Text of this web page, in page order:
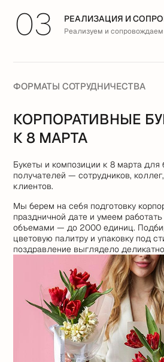
03 РЕАЛИЗАЦИЯ И
Реализуем и сопровождаем
ФОРМАТЫ СОТРУДНИЧЕСТВА
КОРПОРАТИВНЫЕ
К 8 МАРТА
Букеты и композиции к 8 марта для
получателей — сотрудников,
клиентов.
Мы берем на себя подготовку
праздничной дате и умеем
объемами — до 2000 единиц.
цветовую палитру и упаковку под
поздравление выглядело